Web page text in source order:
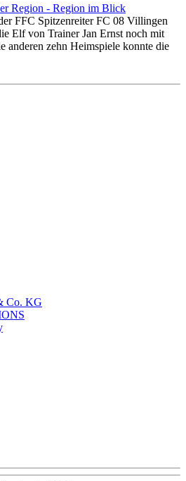
Region - Region im Blick
FFC Spitzenreiter FC 08 Villingen
Elf von Trainer Jan Ernst noch mit
anderen zehn Heimspiele konnte die